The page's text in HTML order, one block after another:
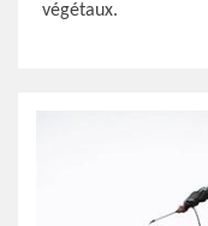
végétaux.